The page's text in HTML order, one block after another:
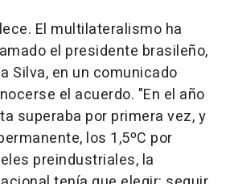
El multilateralismo ha
el presidente brasileño,
Silva, en un comunicado
el acuerdo. "En el año
superaba por primera vez, y
los 1,5ºC por
preindustriales, la